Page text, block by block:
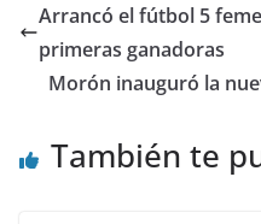
Arrancó el fútbol 5
primeras ganadoras
Morón inauguró la
También te